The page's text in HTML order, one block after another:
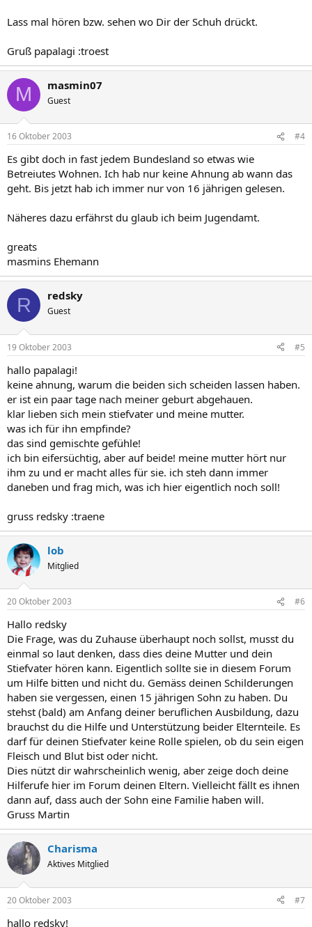
Lass mal hören bzw. sehen wo Dir der Schuh drückt.
Gruß papalagi :troest
M masmin07
Guest
16 Oktober 2003 #4
Es gibt doch in fast jedem Bundesland so etwas wie
Betreiutes Wohnen. Ich hab nur keine Ahnung ab wann das
geht. Bis jetzt hab ich immer nur von 16 jährigen gelesen.
Näheres dazu erfährst du glaub ich beim Jugendamt.
greats
masmins Ehemann
R redsky
Guest
19 Oktober 2003 #5
hallo papalagi!
keine ahnung, warum die beiden sich scheiden lassen haben.
er ist ein paar tage nach meiner geburt abgehauen.
klar lieben sich mein stiefvater und meine mutter.
was ich für ihn empfinde?
das sind gemischte gefühle!
ich bin eifersüchtig, aber auf beide! meine mutter hört nur
ihm zu und er macht alles für sie. ich steh dann immer
daneben und frag mich, was ich hier eigentlich noch soll!
gruss redsky :traene
lob
Mitglied
20 Oktober 2003 #6
Hallo redsky
Die Frage, was du Zuhause überhaupt noch sollst, musst du
einmal so laut denken, dass dies deine Mutter und dein
Stiefvater hören kann. Eigentlich sollte sie in diesem Forum
um Hilfe bitten und nicht du. Gemäss deinen Schilderungen
haben sie vergessen, einen 15 jährigen Sohn zu haben. Du
stehst (bald) am Anfang deiner beruflichen Ausbildung, dazu
brauchst du die Hilfe und Unterstützung beider Elternteile. Es
darf für deinen Stiefvater keine Rolle spielen, ob du sein eigen
Fleisch und Blut bist oder nicht.
Dies nützt dir wahrscheinlich wenig, aber zeige doch deine
Hilferufe hier im Forum deinen Eltern. Vielleicht fällt es ihnen
dann auf, dass auch der Sohn eine Familie haben will.
Gruss Martin
Charisma
Aktives Mitglied
20 Oktober 2003 #7
hallo redsky!